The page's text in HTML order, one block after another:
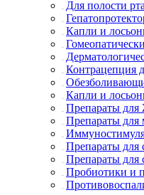
Для полости
Капли и
Контрацепция
Капли и
Препараты
Препараты для
Препараты для
Препараты для
Пробиотики и